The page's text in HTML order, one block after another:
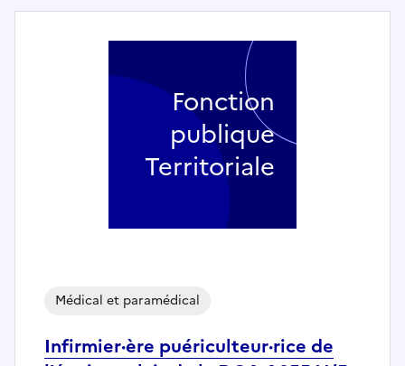
Infirmier·ère puériculteur·rice de
Médical et paramédical
Fonction
publique
Territoriale